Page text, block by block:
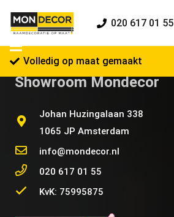
020 617 01 55
Volledig op maat gemaakt
Showroom Mondecor
Johan Huzingalaan 338
1065 JP Amsterdam
info@mondecor.nl
020 617 01 55
KvK: 75995875